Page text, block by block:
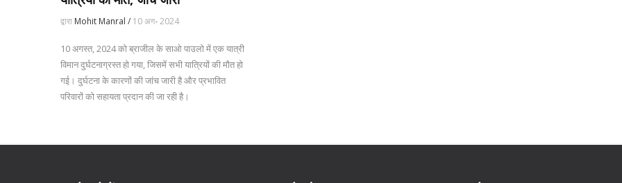
द्वारा Mohit Manral / 10 अग॰ 2024
10 अगस्त, 2024 को ब्राजील के साओ पाउलो में एक यात्री
विमान दुर्घटनाग्रस्त हो गया, जिसमें सभी यात्रियों की मौत हो
गई। दुर्घटना के कारणों की जांच जारी है और प्रभावित
परिवारों को सहायता प्रदान की जा रही है।